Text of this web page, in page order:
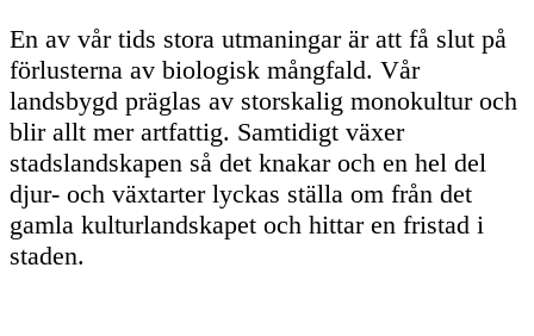
En av vår tids stora utmaningar är att få slut på
förlusterna av biologisk mångfald. Vår
landsbygd präglas av storskalig monokultur och
blir allt mer artfattig. Samtidigt växer
stadslandskapen så det knakar och en hel del
djur- och växtarter lyckas ställa om från det
gamla kulturlandskapet och hittar en fristad i
staden.